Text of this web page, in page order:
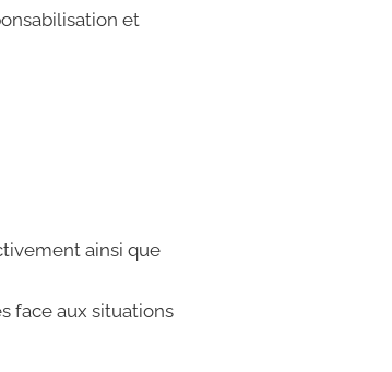
et
ainsi que
face aux situations